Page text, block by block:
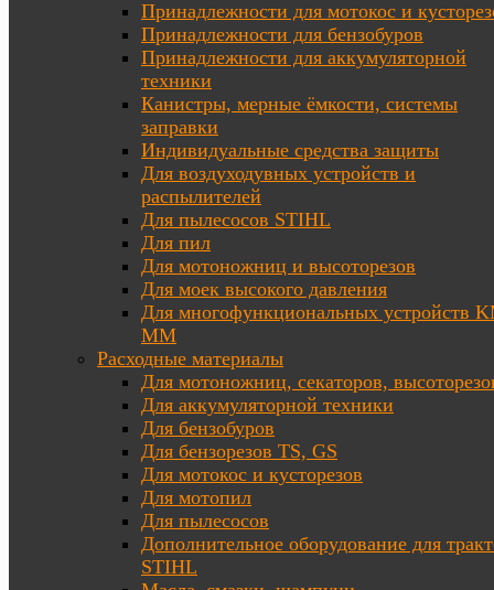
Принадлежности для мотокос и
Принадлежности для бензобуров
Принадлежности для аккумуляторной
техники
Канистры, мерные ёмкости, системы
заправки
Индивидуальные средства защиты
Для воздуходувных устройств и
распылителей
Для пылесосов STIHL
Для пил
Для мотоножниц и высоторезов
Для моек высокого давления
Для многофункциональных устройств
MM
Расходные материалы
Для мотоножниц, секаторов,
Для аккумуляторной техники
Для бензобуров
Для бензорезов TS, GS
Для мотокос и кусторезов
Для мотопил
Для пылесосов
Дополнительное оборудование для
STIHL